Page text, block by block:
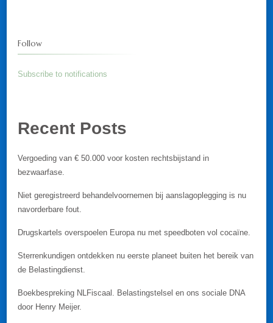
Follow
Subscribe to notifications
Recent Posts
Vergoeding van € 50.000 voor kosten rechtsbijstand in
bezwaarfase.
Niet geregistreerd behandelvoornemen bij aanslagoplegging is nu
navorderbare fout.
Drugskartels overspoelen Europa nu met speedboten vol cocaïne.
Sterrenkundigen ontdekken nu eerste planeet buiten het bereik van
de Belastingdienst.
Boekbespreking NLFiscaal. Belastingstelsel en ons sociale DNA
door Henry Meijer.